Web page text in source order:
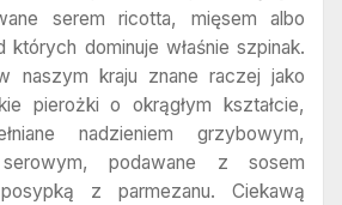
serem ricotta, mięsem albo
dominuje właśnie szpinak.
naszym kraju znane raczej jako
pierożki o okrągłym kształcie,
nadzieniem grzybowym,
podawane z sosem
z parmezanu. Ciekawą